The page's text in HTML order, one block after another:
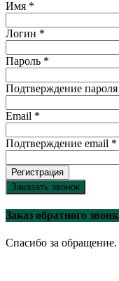
Имя *
Логин *
Пароль *
Подтверждение
Email *
Подтверждение email *
Регистрация
Заказать звонок
Заказ обратного
Спасибо за